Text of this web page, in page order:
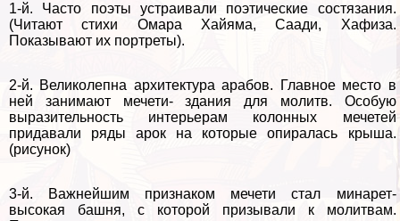
1-й. Часто поэты устраивали поэтические состязания.
(Читают стихи Омара Хайяма, Саади, Хафиза.
Показывают их портреты).
2-й. Великолепна архитектура арабов. Главное место в
ней занимают мечети- здания для молитв. Особую
выразительность интерьерам колонных мечетей
придавали ряды арок на которые опиралась крыша.
(рисунок)
3-й. Важнейшим признаком мечети стал минарет-
высокая башня, с которой призывали к молитвам.